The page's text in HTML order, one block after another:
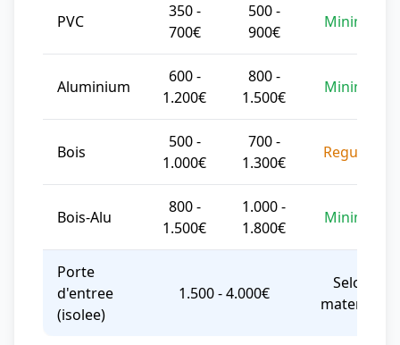
PVC
350 -
700€
500 -
900€
Minimal
Aluminium
600 -
1.200€
800 -
1.500€
Minimal
Bois
500 -
1.000€
700 -
1.300€
Regulier
Bois-Alu
800 -
1.500€
1.000 -
1.800€
Minimal
Porte
d'entree
(isolee)
1.500 - 4.000€
Selon
materiau